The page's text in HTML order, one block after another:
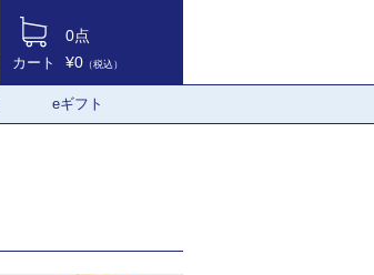
カート
0点
¥0 （税込）
eギフト